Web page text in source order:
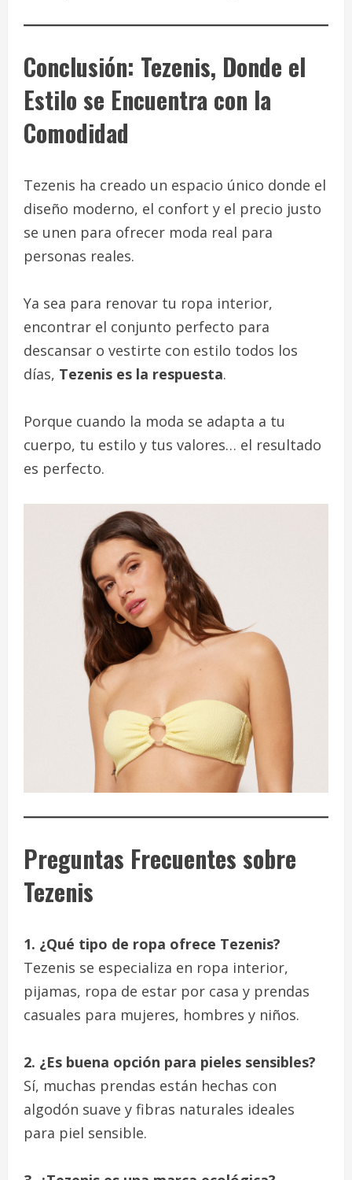
Conclusión: Tezenis, Donde el
Estilo se Encuentra con la
Comodidad
Tezenis ha creado un espacio único donde el
diseño moderno, el confort y el precio justo
se unen para ofrecer moda real para
personas reales.
Ya sea para renovar tu ropa interior,
encontrar el conjunto perfecto para
descansar o vestirte con estilo todos los
días, Tezenis es la respuesta.
Porque cuando la moda se adapta a tu
cuerpo, tu estilo y tus valores… el resultado
es perfecto.
Preguntas Frecuentes sobre
Tezenis
1. ¿Qué tipo de ropa ofrece Tezenis?
Tezenis se especializa en ropa interior,
pijamas, ropa de estar por casa y prendas
casuales para mujeres, hombres y niños.
2. ¿Es buena opción para pieles sensibles?
Sí, muchas prendas están hechas con
algodón suave y fibras naturales ideales
para piel sensible.